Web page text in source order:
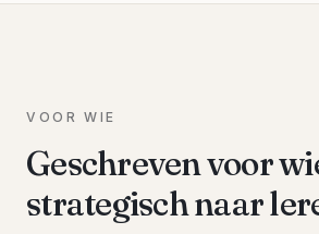
VOOR WIE
Geschreven voor
strategisch naar